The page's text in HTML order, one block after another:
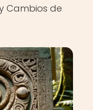
Cambios de